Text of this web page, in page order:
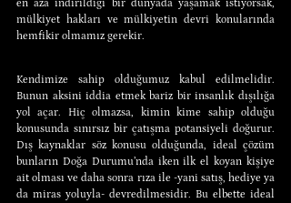
en aza indirildiği bir dünyada yaşamak istiyorsak,
mülkiyet hakları ve mülkiyetin devri konularında
hemfikir olmamız gerekir.
Kendimize sahip olduğumuz kabul edilmelidir.
Bunun aksini iddia etmek bariz bir insanlık dışılığa
yol açar. Hiç olmazsa, kimin kime sahip olduğu
konusunda sınırsız bir çatışma potansiyeli doğurur.
Dış kaynaklar söz konusu olduğunda, ideal çözüm
bunların Doğa Durumu’nda iken ilk el koyan kişiye
ait olması ve daha sonra rıza ile -yani satış, hediye ya
da miras yoluyla- devredilmesidir. Bu elbette ideal